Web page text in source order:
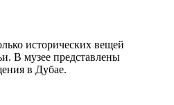
исторических вещей
В музее представлены
в Дубае.